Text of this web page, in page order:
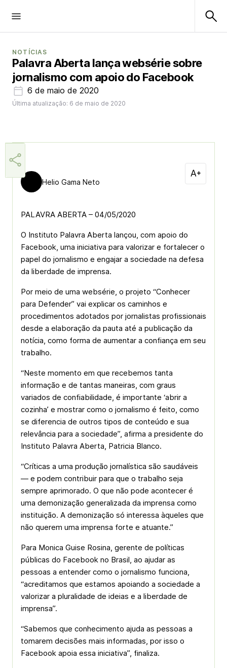
NOTÍCIAS
Palavra Aberta lança websérie sobre
jornalismo com apoio do Facebook
6 de maio de 2020
Última atualização: 6 de maio de 2020
Helio Gama Neto
PALAVRA ABERTA – 04/05/2020
O Instituto Palavra Aberta lançou, com apoio do
Facebook, uma iniciativa para valorizar e fortalecer o
papel do jornalismo e engajar a sociedade na defesa
da liberdade de imprensa.
Por meio de uma websérie, o projeto “Conhecer
para Defender” vai explicar os caminhos e
procedimentos adotados por jornalistas profissionais
desde a elaboração da pauta até a publicação da
notícia, como forma de aumentar a confiança em seu
trabalho.
“Neste momento em que recebemos tanta
informação e de tantas maneiras, com graus
variados de confiabilidade, é importante ‘abrir a
cozinha’ e mostrar como o jornalismo é feito, como
se diferencia de outros tipos de conteúdo e sua
relevância para a sociedade”, afirma a presidente do
Instituto Palavra Aberta, Patricia Blanco.
“Críticas a uma produção jornalística são saudáveis
— e podem contribuir para que o trabalho seja
sempre aprimorado. O que não pode acontecer é
uma demonização generalizada da imprensa como
instituição. A demonização só interessa àqueles que
não querem uma imprensa forte e atuante.”
Para Monica Guise Rosina, gerente de políticas
públicas do Facebook no Brasil, ao ajudar as
pessoas a entender como o jornalismo funciona,
“acreditamos que estamos apoiando a sociedade a
valorizar a pluralidade de ideias e a liberdade de
imprensa”.
“Sabemos que conhecimento ajuda as pessoas a
tomarem decisões mais informadas, por isso o
Facebook apoia essa iniciativa”, finaliza.